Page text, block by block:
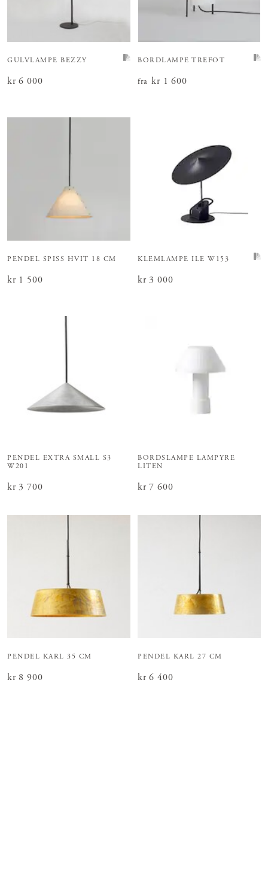
GULVLAMPE BEZZY
Pris :kr 6 000
kr 6 000
BORDLAMPE TREFOT
fra Pris :kr 1 600
kr 1 600
PENDEL SPISS HVIT 18 CM
Pris :kr 1 500
kr 1 500
KLEMLAMPE ILE W153
Pris :kr 3 000
kr 3 000
PENDEL EXTRA SMALL S3
W201
Pris :kr 3 700
kr 3 700
BORDSLAMPE LAMPYRE
LITEN
Pris :kr 7 600
kr 7 600
PENDEL KARL 35 CM
Pris :kr 8 900
kr 8 900
PENDEL KARL 27 CM
Pris :kr 6 400
kr 6 400